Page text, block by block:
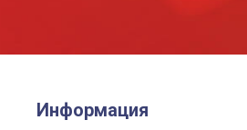
Информация